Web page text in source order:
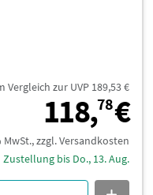
Vergleich zur UVP 189,53 €
118,78€
MwSt., zzgl. Versandkosten
Zustellung bis Do., 13. Aug.